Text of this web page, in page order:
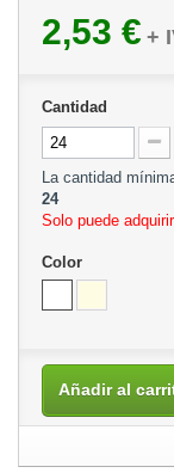
2,53 € +
Cantidad
La cantidad
24
Solo puede
Color
Añadir al